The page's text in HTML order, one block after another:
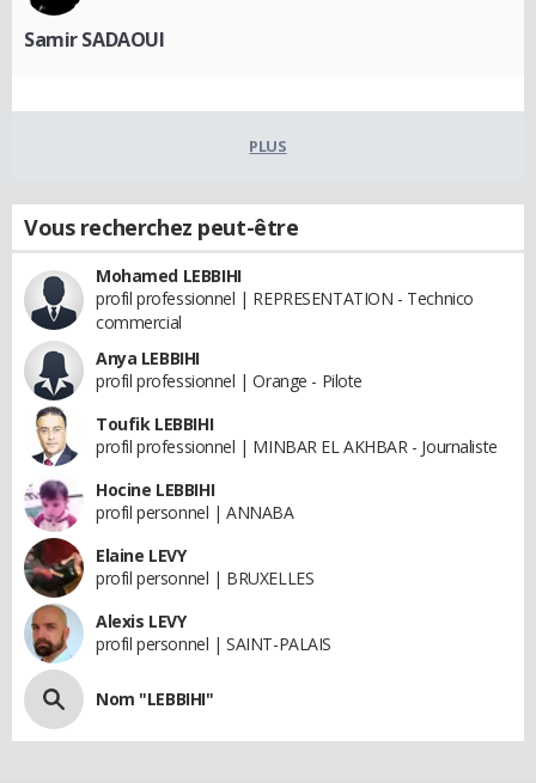
Samir SADAOUI
PLUS
Vous recherchez peut-être
Mohamed LEBBIHI
profil professionnel | REPRESENTATION - Technico
commercial
Anya LEBBIHI
profil professionnel | Orange - Pilote
Toufik LEBBIHI
profil professionnel | MINBAR EL AKHBAR - Journaliste
Hocine LEBBIHI
profil personnel | ANNABA
Elaine LEVY
profil personnel | BRUXELLES
Alexis LEVY
profil personnel | SAINT-PALAIS
Nom "LEBBIHI"